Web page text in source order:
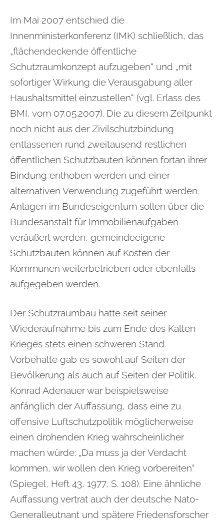
Im Mai 2007 entschied die
Innenministerkonferenz (IMK) schließlich, das
„flächendeckende öffentliche
Schutzraumkonzept aufzugeben“ und „mit
sofortiger Wirkung die Verausgabung aller
Haushaltsmittel einzustellen“ (vgl. Erlass des
BMI, vom 07.05.2007). Die zu diesem Zeitpunkt
noch nicht aus der Zivilschutzbindung
entlassenen rund zweitausend restlichen
öffentlichen Schutzbauten können fortan ihrer
Bindung enthoben werden und einer
alternativen Verwendung zugeführt werden.
Anlagen im Bundeseigentum sollen über die
Bundesanstalt für Immobilienaufgaben
veräußert werden, gemeindeeigene
Schutzbauten können auf Kosten der
Kommunen weiterbetrieben oder ebenfalls
aufgegeben werden.
Der Schutzraumbau hatte seit seiner
Wiederaufnahme bis zum Ende des Kalten
Krieges stets einen schweren Stand.
Vorbehalte gab es sowohl auf Seiten der
Bevölkerung als auch auf Seiten der Politik.
Konrad Adenauer war beispielsweise
anfänglich der Auffassung, dass eine zu
offensive Luftschutzpolitik möglicherweise
einen drohenden Krieg wahrscheinlicher
machen würde: „Da muss ja der Verdacht
kommen, wir wollen den Krieg vorbereiten“
(Spiegel, Heft 43, 1977, S. 108). Eine ähnliche
Auffassung vertrat auch der deutsche Nato-
Generalleutnant und spätere Friedensforscher